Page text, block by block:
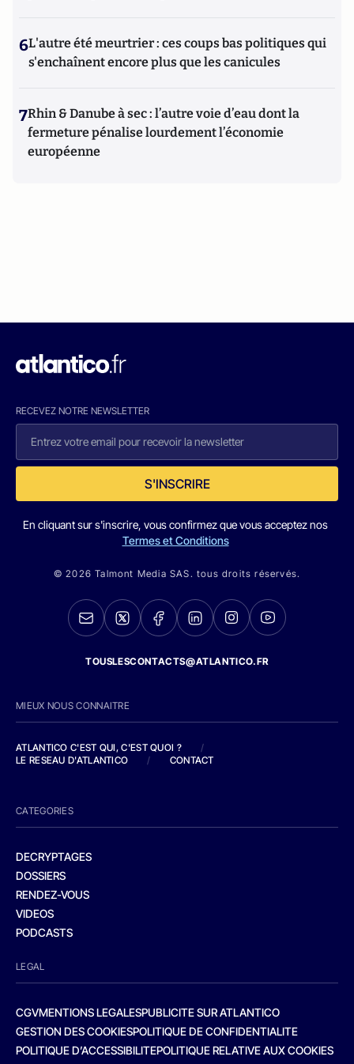
6L'autre été meurtrier : ces coups bas politiques qui
s'enchaînent encore plus que les canicules
7Rhin & Danube à sec : l’autre voie d’eau dont la
fermeture pénalise lourdement l’économie
européenne
RECEVEZ NOTRE NEWSLETTER
S'INSCRIRE
En cliquant sur s'inscrire, vous confirmez que vous acceptez nos
Termes et Conditions
© 2026 Talmont Media SAS. tous droits réservés.
TOUSLESCONTACTS@ATLANTICO.FR
MIEUX NOUS CONNAITRE
ATLANTICO C'EST QUI, C'EST QUOI ?
/
LE RESEAU D'ATLANTICO
/ CONTACT
CATEGORIES
DECRYPTAGES
DOSSIERS
RENDEZ-VOUS
VIDEOS
PODCASTS
LEGAL
CGVMENTIONS LEGALESPUBLICITE SUR ATLANTICO
GESTION DES COOKIESPOLITIQUE DE CONFIDENTIALITE
POLITIQUE D’ACCESSIBILITEPOLITIQUE RELATIVE AUX COOKIES